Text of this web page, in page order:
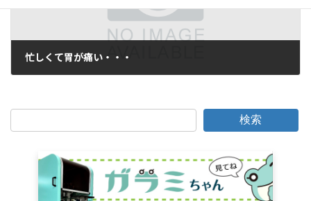
忙しくて胃が痛い・・・
検索